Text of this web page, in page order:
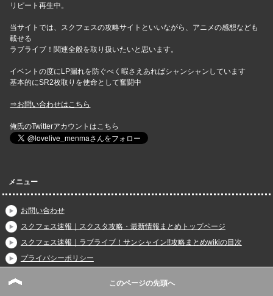
リピート再生中。
当サイトでは、スクフェスの攻略サイトといいながら、アニメの感想なども
載せる
ラブライブ！関連全般を取り扱いたいと思います。
イベントの度にLP漏れを防ぐべく暇さえあればシャンシャンしています
基本的にSR2枚取りを使命として奮闘中
⇒お問い合わせはこちら
俺氏のTwitterアカウントはこちら
メニュー
お問い合わせ
スクフェス速報｜スクスタ攻略・最新情報まとめトップページ
スクフェス速報｜ラブライブ！サンシャイン!!攻略まとめwikiの目次
プライバシーポリシー
このページの先頭へ